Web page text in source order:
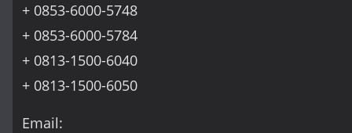
+ 0853-6000-5748
+ 0853-6000-5784
+ 0813-1500-6040
+ 0813-1500-6050
Email: